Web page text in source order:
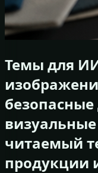
Темы для
читаемый
продукции